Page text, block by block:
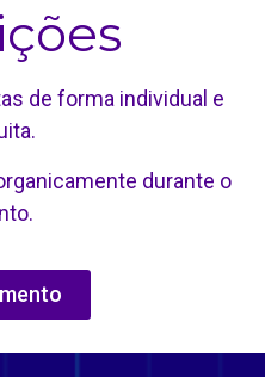
de forma individual e
durante o